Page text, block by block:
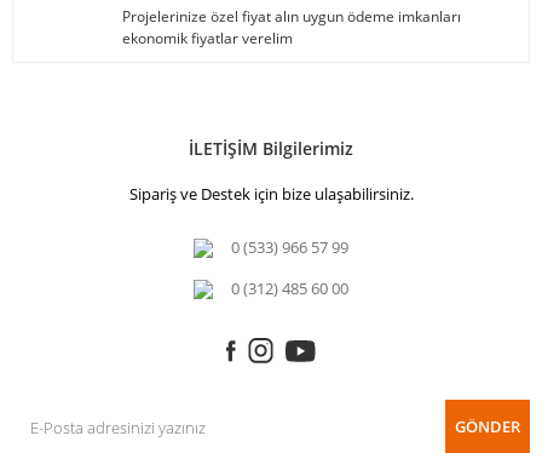
Projelerinize özel fiyat alın uygun ödeme imkanları
ekonomik fiyatlar verelim
İLETİŞİM Bilgilerimiz
Sipariş ve Destek için bize ulaşabilirsiniz.
0 (533) 966 57 99
0 (312) 485 60 00
GÖNDER